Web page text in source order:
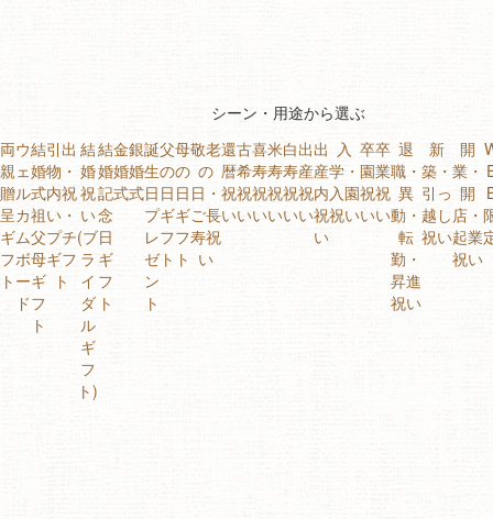
シーン・用途から選ぶ
両
親
贈
呈
ギ
フ
ト
ウ
ェ
ル
カ
ム
ボ
ー
ド
結
婚
式
祖
父
母
ギ
フ
ト
引出
物・
内祝
い・
プチ
ギフ
ト
結
婚
祝
い
(ブ
ラ
イ
ダ
ル
ギ
フ
ト)
結
婚
記
念
日
ギ
フ
ト
金
婚
式
銀
婚
式
誕
生
日
プ
レ
ゼ
ン
ト
父
の
日
ギ
フ
ト
母
の
日
ギ
フ
ト
敬老
の
日・
ご長
寿祝
い
還
暦
祝
い
古
希
祝
い
喜
寿
祝
い
米
寿
祝
い
白
寿
祝
い
出
産
祝
い
出
産
内
祝
い
入
学・
入園
祝い
卒
園
祝
い
卒
業
祝
い
退
職・
異
動・
転
勤・
昇進
祝い
新
築・
引っ
越し
祝い
開
業・
開
店・
起業
祝い